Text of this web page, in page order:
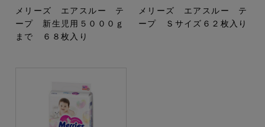
メリーズ エアスルー テ
ープ 新生児用５０００ｇ
まで ６８枚入り
メリーズ エアスルー テ
ープ Ｓサイズ６２枚入り